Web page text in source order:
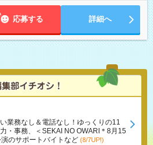
応募する 詳細へ
い業務なし＆電話なし！ゆっくりの11
・事務、＜SEKAI NO OWARI＊8月15
のサポートバイトなど (8/7UP!)